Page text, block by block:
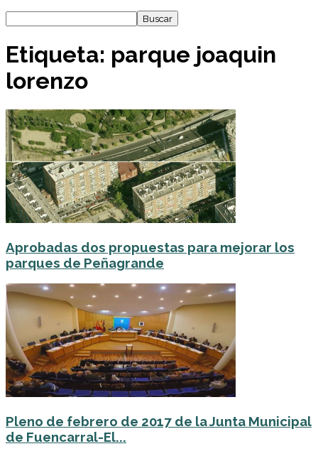
Etiqueta: parque joaquin
lorenzo
Aprobadas dos propuestas para mejorar los
parques de Peñagrande
Pleno de febrero de 2017 de la Junta Municipal
de Fuencarral-El...